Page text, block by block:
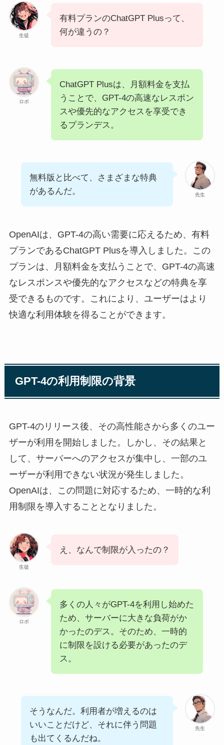
生徒
有料プランのChatGPT Plusって、
何が違うの？
ロボ
ChatGPT Plusは、月額料金を支払
うことで、GPT-4の高速なレスポン
スや優先的なアクセスを享受でき
るプランデス。
先生
無料版と比べて、さまざまな特典
があるんだ。
OpenAIは、GPT-4の高い需要に応えるため、有料
プランであるChatGPT Plusを導入しました。この
プランは、月額料金を支払うことで、GPT-4の高速
なレスポンスや優先的なアクセスなどの特典を享
受できるものです。これにより、ユーザーはより
快適な利用体験を得ることができます。
GPT-4の利用制限の背景
GPT-4のリリース後、その高性能さから多くのユー
ザーが利用を開始しました。しかし、その結果と
して、サーバーへのアクセスが集中し、一部のユ
ーザーが利用できない状況が発生しました。
OpenAIは、この問題に対応するため、一時的な利
用制限を導入することとなりました。
生徒
え、なんで制限が入ったの？
ロボ
多くの人々がGPT-4を利用し始めた
ため、サーバーに大きな負荷がか
かったのデス。そのため、一時的
に制限を設ける必要があったのデ
ス。
先生
そうなんだ。利用者が増えるのは
いいことだけど、それに伴う問題
も出てくるんだね。